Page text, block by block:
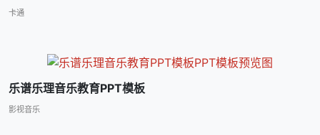
卡通
乐谱乐理音乐教育PPT模板
影视音乐